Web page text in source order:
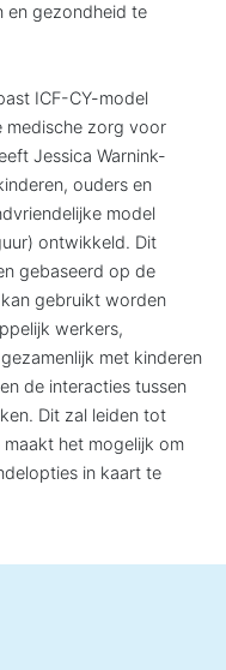
en gezondheid te
ICF-CY-model
medische zorg voor
Jessica Warnink-
ouders en
model
ontwikkeld. Dit
gebaseerd op de
gebruikt worden
werkers,
met kinderen
de inter­acties tussen
Dit zal leiden tot
het mogelijk om
in kaart te